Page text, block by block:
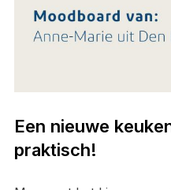
Een nieuwe
praktisch!